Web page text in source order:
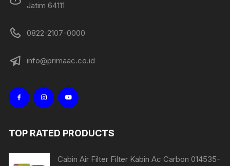
Jatim 64111
0822-2107-0000
info@primaac.co.id
TOP RATED PRODUCTS
Cabin Air Filter Filter Kabin Ac Carbon 014535-